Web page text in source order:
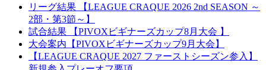
リーグ結果 【LEAGUE CRAQUE 2026 2nd SEASON ～
2部・第3節～】
試合結果 【PIVOXビギナーズカップ8月大会 】
大会案内【PIVOXビギナーズカップ9月大会】
【LEAGUE CRAQUE 2027 ファーストシーズン参入】